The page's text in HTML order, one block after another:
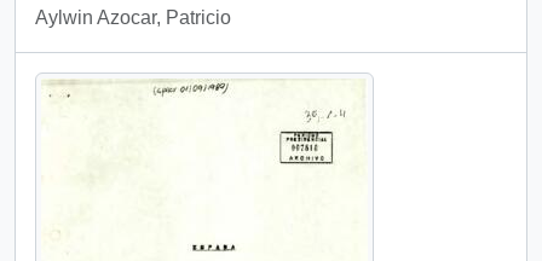
Aylwin Azocar, Patricio